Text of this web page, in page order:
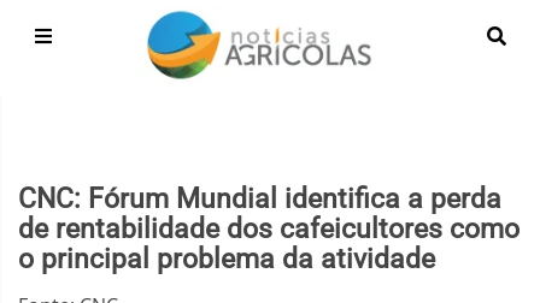
CNC: Fórum Mundial identifica a perda
de rentabilidade dos cafeicultores como
o principal problema da atividade